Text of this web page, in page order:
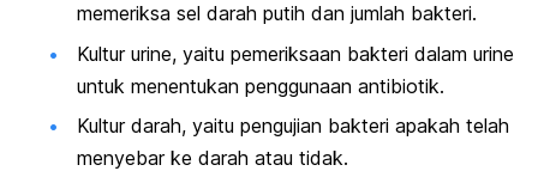
memeriksa sel darah putih dan jumlah bakteri.
Kultur urine, yaitu pemeriksaan bakteri dalam urine
untuk menentukan penggunaan antibiotik.
Kultur darah, yaitu pengujian bakteri apakah telah
menyebar ke darah atau tidak.